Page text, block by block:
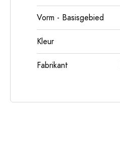
Vorm - Basisgebied
Kleur
Fabrikant